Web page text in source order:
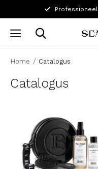
Home Catalogus
Catalogus